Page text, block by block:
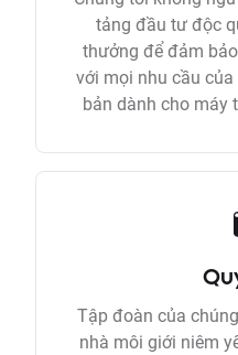
tảng đầu tư độc
thưởng để đảm
với mọi nhu cầu
bản dành cho máy
Tập đoàn của
nhà môi giới niêm